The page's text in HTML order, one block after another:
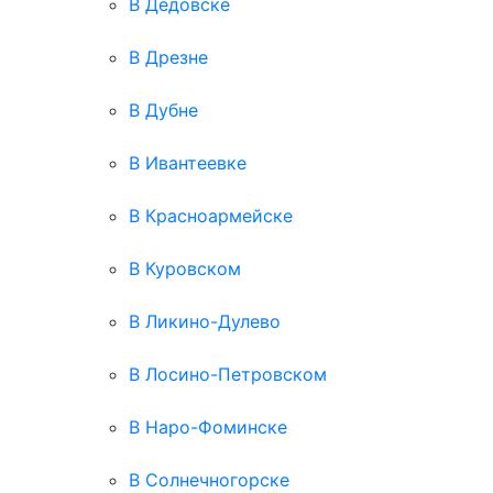
В Дедовске
В Дрезне
В Дубне
В Ивантеевке
В Красноармейске
В Куровском
В Ликино-Дулево
В Лосино-Петровском
В Наро-Фоминске
В Солнечногорске